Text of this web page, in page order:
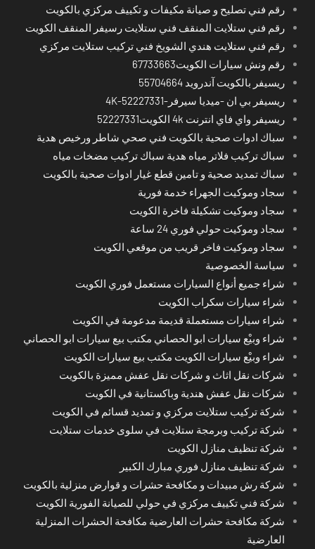
رقم فني تصليح و صيانة مكيفات و تكييف مركزي بالكويت
رقم فني ستلايت المنقف فني ستلايت رسيفر المنقف الكويت
رقم فني ستلايت هندي الشويخ فني تركيب ستلايت مركزي
رقم ونش سيارات الكويت67733663
ريسيفر بالكويت آندرويد 55704664
ريسيفر بي ان -ميديا سيرفر-4K-52227331
ريسيفر واي فاي انترنت 4k الكويت52227331
سباك ادوات صحية بالكويت فني صحي شاطر ورخيص هدية
سباك تركيب فلاتر مياه هدية سباك تركيب مضخات مياه
سباك تمديد صحية و تامين قطع غيار ادوات صحية بالكويت
سجاد وموكيت الجهراء خدمة فورية
سجاد وموكيت تشكيلة فاخرة الكويت
سجاد وموكيت حولي فوري 24 ساعة
سجاد وموكيت فاخر قريب من موقعي الكويت
سياسة الخصوصية
شراء جميع أنواع السيارات مستعمل فوري الكويت
شراء سيارات سكراب الكويت
شراء سيارات مستعملة قديمة مدعومة في الكويت
شراء وبيْع سيارات ابو الحصاني مكتب بيع سيارات ابو الحصاني
شراء وبيْع سيارات الكويت مكتب بيع سيارات الكويت
شركات نقل اثاث و شركات نقل عفش مميزة بالكويت
شركات نقل عفش هندية وباكستانية في الكويت
شركة تركيب ستلايت مركزي و تمديد قسائم في الكويت
شركة تركيب وبرمجة ستلايت في سلوى خدمات ستلايت
شركة تنظيف منازل الكويت
شركة تنظيف منازل فوري مبارك الكبير
شركة رش مبيدات و مكافحة حشرات و قوارض منزلية بالكويت
شركة فني تكييف مركزي في حولي للصيانة الفورية الكويت
شركة مكافحة حشرات العارضية مكافحة الحشرات المنزلية
العارضية